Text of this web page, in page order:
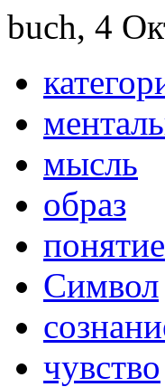
buch, 4
мысль
образ
понятие
Символ
чувство